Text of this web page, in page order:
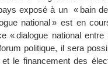
exposé à un « bain
national » est en
« dialogue national
politique, il sera
et le financement des